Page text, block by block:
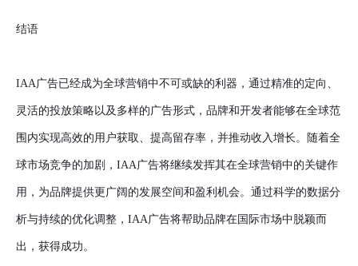
结语
IAA广告已经成为全球营销中不可或缺的利器，通过精准的定向、
灵活的投放策略以及多样的广告形式，品牌和开发者能够在全球范
围内实现高效的用户获取、提高留存率，并推动收入增长。随着全
球市场竞争的加剧，IAA广告将继续发挥其在全球营销中的关键作
用，为品牌提供更广阔的发展空间和盈利机会。通过科学的数据分
析与持续的优化调整，IAA广告将帮助品牌在国际市场中脱颖而
出，获得成功。